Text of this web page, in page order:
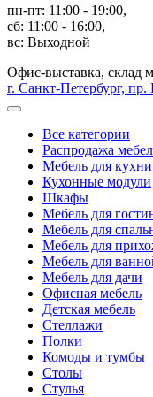
пн-пт: 11:00 - 19:00,
сб: 11:00 - 16:00,
вс: Выходной
Офис-выставка, склад
г. Санкт-Петербург,
Все категории
Распродажа
Мебель для кухни
Кухонные модули
Шкафы
Мебель для
Мебель для
Мебель для
Мебель для
Мебель для дачи
Офисная мебель
Детская мебель
Стеллажи
Полки
Комоды и тумбы
Столы
Стулья